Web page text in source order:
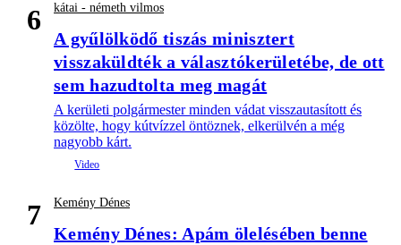
6 kátai - németh vilmos
A gyűlölködő tiszás minisztert
visszaküldték a választókerületébe, de ott
sem hazudtolta meg magát
A kerületi polgármester minden vádat visszautasított és
közölte, hogy kútvízzel öntöznek, elkerülvén a még
nagyobb kárt.
7 Kemény Dénes
Kemény Dénes: Apám ölelésében benne